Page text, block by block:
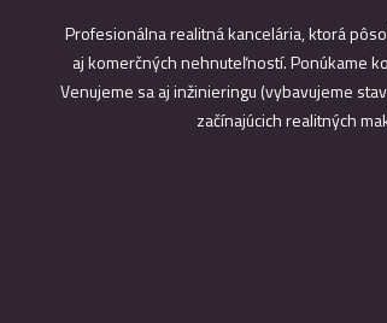
Profesionálna realitná kancelária, ktorá
aj komerčných nehnuteľností. Ponúkame
Venujeme sa aj inžinieringu (vybavujeme
začínajúcich realitných